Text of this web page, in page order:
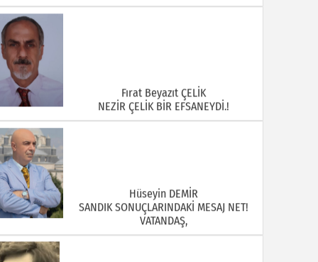
Fırat Beyazıt ÇELİK
NEZİR ÇELİK BİR EFSANEYDİ.!
Hüseyin DEMİR
SANDIK SONUÇLARINDAKİ MESAJ NET!
VATANDAŞ,